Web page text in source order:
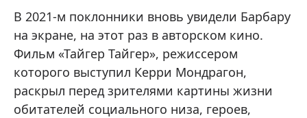
В 2021-м поклонники вновь увидели Барбару
на экране, на этот раз в авторском кино.
Фильм «Тайгер Тайгер», режиссером
которого выступил Керри Мондрагон,
раскрыл перед зрителями картины жизни
обитателей социального низа, героев,